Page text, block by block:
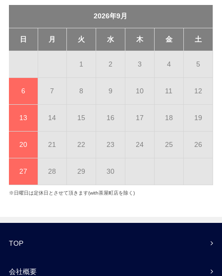
2026年9月
日 月 火 水 木 金 土
1 2 3 4 5
6 7 8 9 10 11 12
13 14 15 16 17 18 19
20 21 22 23 24 25 26
27 28 29 30
※日曜日は定休日とさせて頂きます(with茶屋町店を除く)
TOP
会社概要